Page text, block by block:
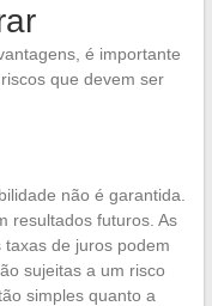
é importante
que devem ser
não é garantida.
resultados futuros. As
de juros podem
sujeitas a um risco
simples quanto a